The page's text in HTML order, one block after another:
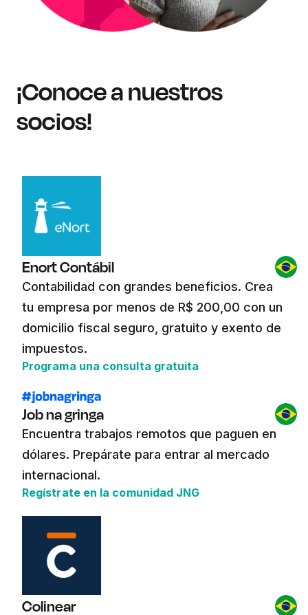
¡Conoce a nuestros
socios!
Enort Contábil
Contabilidad con grandes beneficios. Crea
tu empresa por menos de R$ 200,00 con un
domicilio fiscal seguro, gratuito y exento de
impuestos.
Programa una consulta gratuita
Job na gringa
Encuentra trabajos remotos que paguen en
dólares. Prepárate para entrar al mercado
internacional.
Regístrate en la comunidad JNG
Colinear